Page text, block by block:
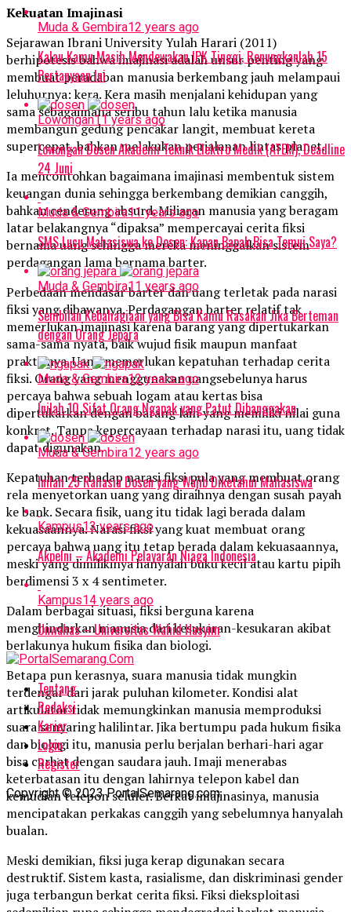
Kekuatan Imajinasi
Sejarawan Ibrani University Yulah Harari (2011)
berhipotesis bahwa imajinasi adalah unsur penting yang
membuat peradaban manusia berkembang jauh melampaui
leluhurnya: kera. Kera masih menjalani kehidupan yang
sama sebagaimana seribu tahun lalu ketika manusia
membangun gedung pencakar langit, membuat kereta
supercepat, bahkan melakukan perjalanan lintas planet.
Ia mencontohkan bagaimana imajinasi membentuk sistem
keuangan dunia sehingga berkembang demikian canggih,
bahkan cenderung absurd. Miliaran manusia yang beragam
latar belakangnya “dipaksa” mempercayai cerita fiksi
bernama uang sehingga mereka meninggalkan sistem
perdagangan lama bernama barter.
Perbedaan mendasar barter dan uang terletak pada narasi
fiksi yang dibawanya. Perdagangan barter relatif tak
memerlukan imajinasi karena barang yang dipertukarkan
sama-sama nyata, baik wujud fisik maupun manfaat
praktisnya. Uang memerlukan kepatuhan terhadap cerita
fiksi. Orang yang menggunakan uangsebelunya harus
percaya bahwa sebuah logam atau kertas bisa
dipertukarkan dengan barang lain yang memiliki nilai guna
konkret. Tanpa kepercayaan terhadap narasi itu, uang tidak
dapat digunakan.
Kepatuhan terhadap narasi fiksi pula yang membuat orang
rela menyetorkan uang yang diraihnya dengan susah payah
ke bank. Secara fisik, uang itu tidak lagi berada dalam
kekuasaannya. Narasi fiksi yang kuat membuat orang
percaya bahwa uang itu tetap berada dalam kekuasaannya,
meski yang dimilikinya hanyalah buku kecil atau kartu pipih
berdimensi 3 x 4 sentimeter.
Dalam berbagai situasi, fiksi berguna karena
menghindarkan manusia dari kesukaran-kesukaran akibat
berlakunya hukum fisika dan biologi.
Betapa pun kerasnya, suara manusia tidak mungkin
terdengar dari jarak puluhan kilometer. Kondisi alat
artikulator tidak memungkinkan manusia memproduksi
suara senyaring halilintar. Jika bertumpu pada hukum fisika
dan biologi itu, manusia perlu berjalan berhari-hari agar
bisa curhat dengan saudara jauh. Imaji menerabas
keterbatasan itu dengan lahirnya telepon kabel dan
kemudian telepon seluler. Berkat imajinasinya, manusia
mencipatakan perkakas canggih yang sebelumnya hanyalah
bualan.
Meski demikian, fiksi juga kerap digunakan secara
destruktif. Sistem kasta, rasialisme, dan diskriminasi gender
juga terbangun berkat cerita fiksi. Fiksi dieksploitasi
Muda & Gembira12 years ago
Kalau Kamu Masih Mendewakan IPK Tinggi, Renungkanlah 15
Pertanyaan Ini
Lowongan11 years ago
Lowongan Dosen Akademi Teknik Elektro Medik (ATEM), Deadline
24 Juni
Muda & Gembira11 years ago
SMS Lucu Mahasiswa ke Dosen: Kapan Bapak Bisa Temui Saya?
Muda & Gembira11 years ago
Sembilan Kebahagiaan yang Bisa Kamu Rasakan Jika Berteman
dengan Orang Jepara
Muda & Gembira12 years ago
Inilah 10 Sifat Orang Ngapak yang Patut Dibanggakan
Muda & Gembira12 years ago
Inilah 25 Rahasia Dosen yang Wajib Diketahui Mahasiswa
Kampus13 years ago
Akpelni – Akademi Pelayaran Niaga Indonesia
Kampus14 years ago
Unwahas – Universitas Wahid Hasyim
Tentang
Redaksi
Karier
Login
Register
Copyright © 2023 PortalSemarang.com